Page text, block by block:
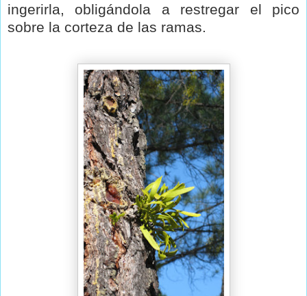
ingerirla, obligándola a restregar el pico
sobre la corteza de las ramas.